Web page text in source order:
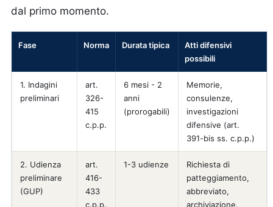
dal primo momento.
Fase Norma Durata tipica
Atti difensivi
possibili
1. Indagini
preliminari
art.
326-
415
c.p.p.
6 mesi - 2
anni
(prorogabili)
Memorie,
consulenze,
investigazioni
difensive (art.
391-bis ss. c.p.p.)
2. Udienza
preliminare
(GUP)
art.
416-
433
c.p.p.
1-3 udienze
Richiesta di
patteggiamento,
abbreviato,
archiviazione,